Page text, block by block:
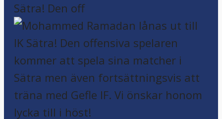
Sätra! Den off